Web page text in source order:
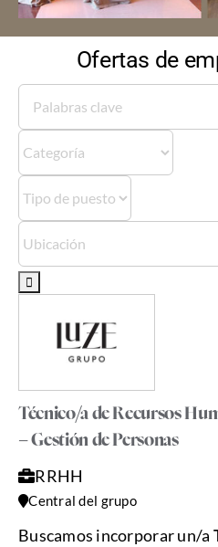
Ofertas de
clave
Técnico/a de Recursos
– Gestión de Personas
RRHH
Central del grupo
Buscamos incorporar un/a